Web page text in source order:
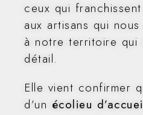
ceux qui
aux artisans qui
à notre territoire qui
détail.
Elle vient confirmer
d’un écolieu